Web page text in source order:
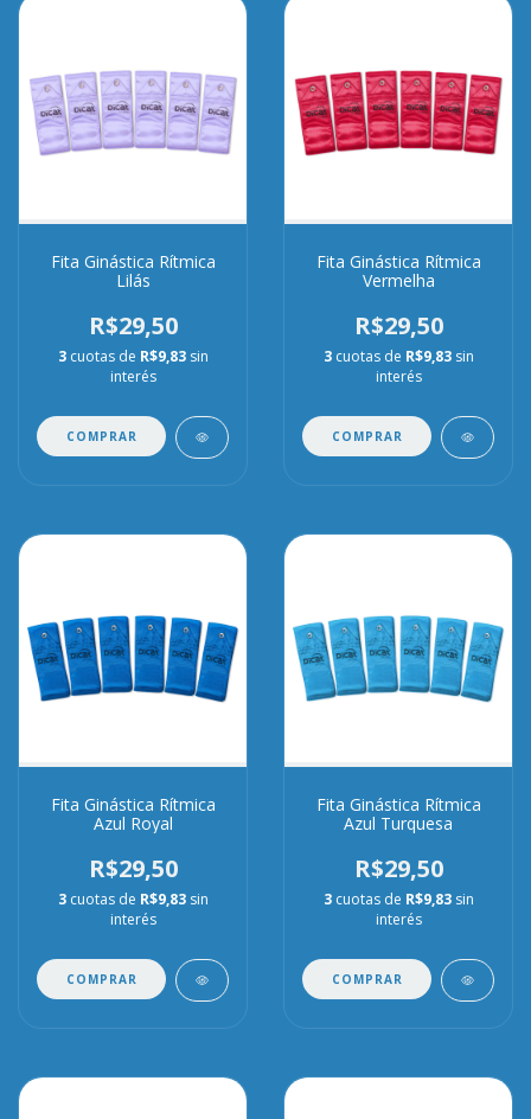
Fita Ginástica Rítmica
Lilás
R$29,50
3 cuotas de R$9,83 sin
interés
COMPRAR
Fita Ginástica Rítmica
Vermelha
R$29,50
3 cuotas de R$9,83 sin
interés
COMPRAR
Fita Ginástica Rítmica
Azul Royal
R$29,50
3 cuotas de R$9,83 sin
interés
COMPRAR
Fita Ginástica Rítmica
Azul Turquesa
R$29,50
3 cuotas de R$9,83 sin
interés
COMPRAR